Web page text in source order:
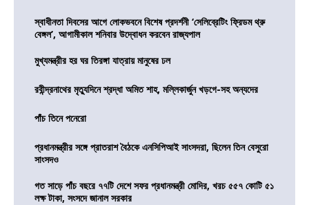
স্বাধীনতা দিবসের আগে লোকভবনে বিশেষ প্রদর্শনী ‘সেলিব্রেটিং ফ্রিডম থ্রু
বেঙ্গল’, আগামীকাল শনিবার উদ্বোধন করবেন রাজ্যপাল
মুখ্যমন্ত্রীর হর ঘর তিরঙ্গা যাত্রায় মানুষের ঢল
রবীন্দ্রনাথের মৃত্যুদিনে শ্রদ্ধা অমিত শাহ, মল্লিকার্জুন খড়গে-সহ অন্যদের
পাঁচ তিনে পনেরো
প্রধানমন্ত্রীর সঙ্গে প্রাতরাশ বৈঠকে এনসিপিআই সাংসদরা, ছিলেন তিন বেসুরো
সাংসদও
গত সাড়ে পাঁচ বছরে ৭৭টি দেশে সফর প্রধানমন্ত্রী মোদির, খরচ ৫৫৭ কোটি ৫১
লক্ষ টাকা, সংসদে জানাল সরকার